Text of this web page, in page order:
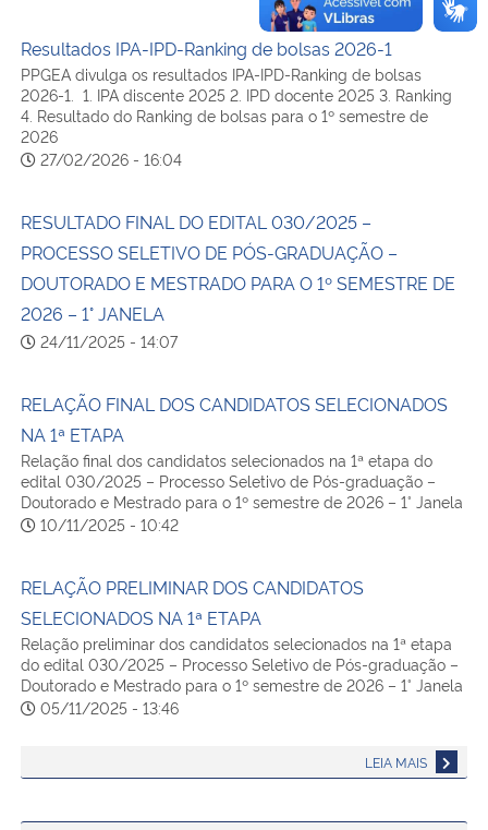
Resultados IPA-IPD-Ranking de bolsas 2026-1
PPGEA divulga os resultados IPA-IPD-Ranking de bolsas
2026-1. 1. IPA discente 2025 2. IPD docente 2025 3. Ranking
4. Resultado do Ranking de bolsas para o 1º semestre de
2026
27/02/2026 - 16:04
RESULTADO FINAL DO EDITAL 030/2025 –
PROCESSO SELETIVO DE PÓS-GRADUAÇÃO –
DOUTORADO E MESTRADO PARA O 1º SEMESTRE DE
2026 – 1° JANELA
24/11/2025 - 14:07
RELAÇÃO FINAL DOS CANDIDATOS SELECIONADOS
NA 1ª ETAPA
Relação final dos candidatos selecionados na 1ª etapa do
edital 030/2025 – Processo Seletivo de Pós-graduação –
Doutorado e Mestrado para o 1º semestre de 2026 – 1° Janela
10/11/2025 - 10:42
RELAÇÃO PRELIMINAR DOS CANDIDATOS
SELECIONADOS NA 1ª ETAPA
Relação preliminar dos candidatos selecionados na 1ª etapa
do edital 030/2025 – Processo Seletivo de Pós-graduação –
Doutorado e Mestrado para o 1º semestre de 2026 – 1° Janela
05/11/2025 - 13:46
LEIA MAIS